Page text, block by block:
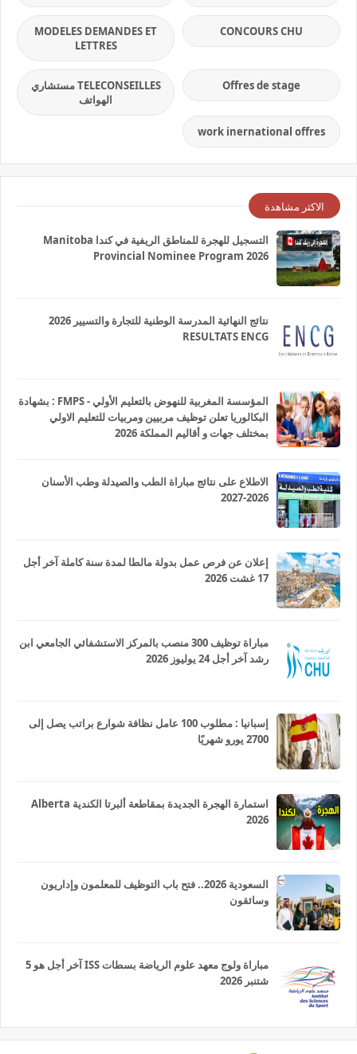
CONCOURS CHU
MODELES DEMANDES ET
LETTRES
Offres de stage
TELECONSEILLES مستشاري
الهواتف
work inernational offres
الاكثر مشاهدة
التسجيل للهجرة للمناطق الريفية في كندا Manitoba
Provincial Nominee Program 2026
نتائج النهائية المدرسة الوطنية للتجارة والتسيير 2026
RESULTATS ENCG
المؤسسة المغربية للنهوض بالتعليم الأولي - FMPS : بشهادة
البكالوريا تعلن توظيف مربيين ومربيات للتعليم الاولي
بمختلف جهات و أقاليم المملكة 2026
الاطلاع على نتائج مباراة الطب والصيدلة وطب الأسنان
2026-2027
إعلان عن فرص عمل بدولة مالطا لمدة سنة كاملة آخر أجل
17 غشت 2026
مباراة توظيف 300 منصب بالمركز الاستشفائي الجامعي ابن
رشد آخر أجل 24 يوليوز 2026
إسبانيا : مطلوب 100 عامل نظافة شوارع براتب يصل إلى
2700 يورو شهريًا
استمارة الهجرة الجديدة بمقاطعة ألبرتا الكندية Alberta
2026
السعودية 2026.. فتح باب التوظيف للمعلمون وإداريون
وسائقون
مباراة ولوج معهد علوم الرياضة بسطات ISS آخر أجل هو 5
شتنبر 2026